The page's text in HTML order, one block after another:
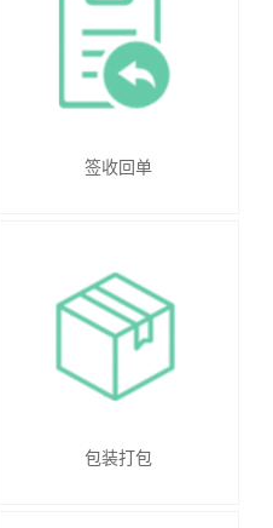
签收回单
包装打包